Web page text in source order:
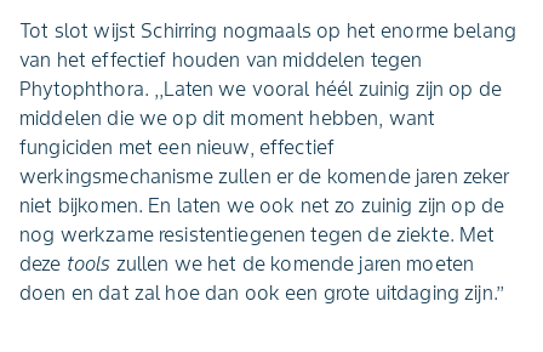
Tot slot wijst Schirring nogmaals op het enorme belang
van het effectief houden van middelen tegen
Phytophthora. ,,Laten we vooral héél zuinig zijn op de
middelen die we op dit moment hebben, want
fungiciden met een nieuw, effectief
werkingsmechanisme zullen er de komende jaren zeker
niet bijkomen. En laten we ook net zo zuinig zijn op de
nog werkzame resistentiegenen tegen de ziekte. Met
deze tools zullen we het de komende jaren moeten
doen en dat zal hoe dan ook een grote uitdaging zijn.’’